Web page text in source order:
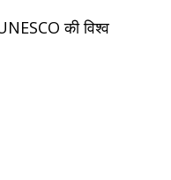
की विश्व